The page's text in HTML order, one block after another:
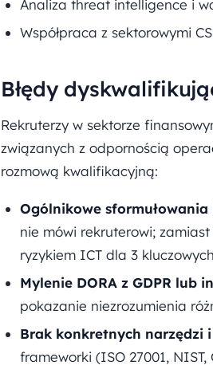
Analiza threat intelligence i
Współpraca z sektorowymi
Błędy
Rekruterzy w sektorze
związanych z odpornością
rozmową kwalifikacyjną:
Ogólnikowe sformułowania
nie mówi rekruterowi;
ryzykiem ICT dla 3
Mylenie DORA z GDPR lub
pokazanie niezrozumienia
Brak konkretnych narzędzi
frameworki (ISO 27001, NIST,